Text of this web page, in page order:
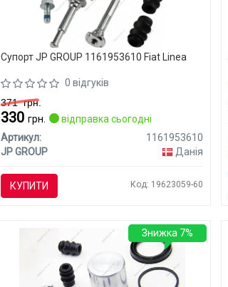
Супорт JP GROUP 1161953610 Fiat Linea
0 відгуків
371грн.
330грн.
відправка сьогодні
Артикул:
1161953610
JP GROUP
Данія
КУПИТИ Код: 19623059-60
Знижка 7%